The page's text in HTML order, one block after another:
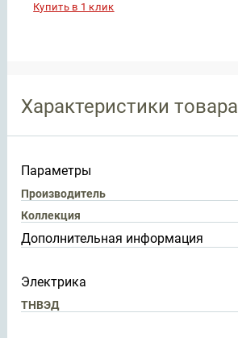
Купить в 1 клик
Характеристики товара
Параметры
Производитель
Коллекция
Дополнительная информация
Электрика
ТНВЭД